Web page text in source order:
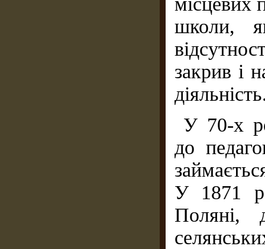
школи,
закрив і
У 70-х
до
У 1871
Поляні,